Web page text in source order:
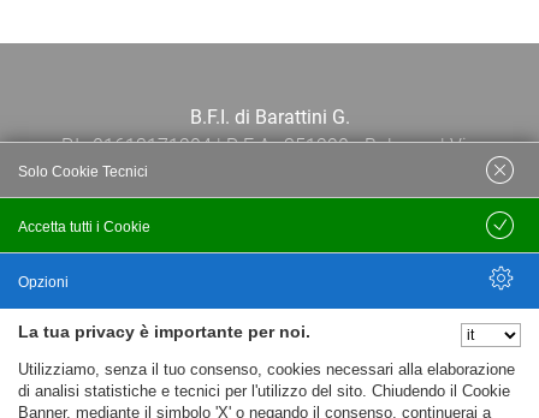
B.F.I. di Barattini G.
P.I.: 01613171204 | R.E.A.: 351290 - Bologna | Via
Po 13E, 40139, Bologna | Telefono: 051
444638 | Email: bfi@bfi.bo.it
Privacy policy
Cookie policy
La tua privacy è importante per noi.
Utilizziamo, senza il tuo consenso, cookies necessari alla elaborazione
di analisi statistiche e tecnici per l'utilizzo del sito. Chiudendo il Cookie
Banner, mediante il simbolo 'X' o negando il consenso, continuerai a
Accetta tutti i Cookie
Solo Cookie Tecnici
Salva
Opzioni
Nascondi Opzioni